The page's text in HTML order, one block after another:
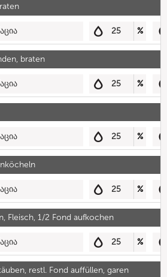
25 %
braten
25 %
25 %
25 %
Fleisch, 1/2 Fond aufkochen
25 %
restl. Fond auffüllen, garen